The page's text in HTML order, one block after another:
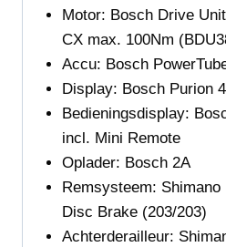
Motor: Bosch Drive
CX max. 100Nm
Accu: Bosch
Display: Bosch Purion
Bedieningsdisplay:
incl. Mini Remote
Oplader: Bosch 2A
Remsysteem: Shimano
Disc Brake (203/203)
Achterderailleur: